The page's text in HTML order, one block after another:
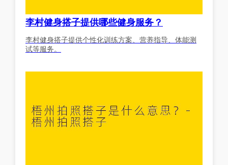
李村健身搭子提供哪些健身服务？
李村健身搭子提供个性化训练方案、营养指导、体能测
试等服务。